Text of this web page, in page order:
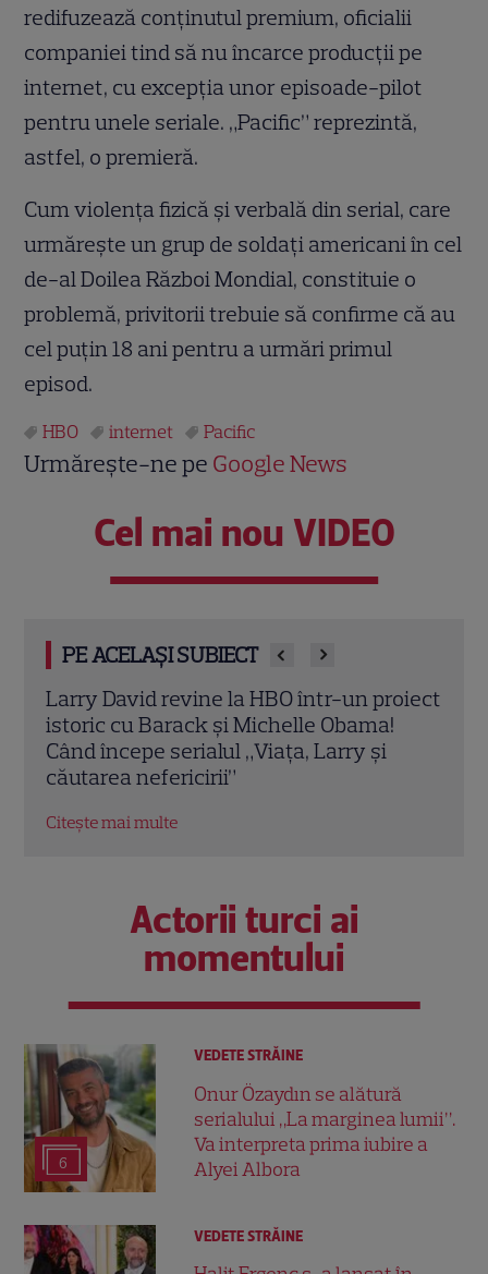
redifuzează conţinutul premium, oficialii
companiei tind să nu încarce producţii pe
internet, cu excepţia unor episoade-pilot
pentru unele seriale. „Pacific” reprezintă,
astfel, o premieră.
Cum violenţa fizică şi verbală din serial, care
urmăreşte un grup de soldaţi americani în cel
de-al Doilea Război Mondial, constituie o
problemă, privitorii trebuie să confirme că au
cel puţin 18 ani pentru a urmări primul
episod.
HBO internet Pacific
Urmărește-ne pe Google News
Cel mai nou VIDEO
PE ACELAȘI SUBIECT
Milioane de români vor fi cu ochii pe
ecrane! Ghidul producțiilor de neratat în
weekend: de la Antena 1 și HBO, până la
postul Acasă
Citește mai multe
Actorii turci ai
momentului
6
VEDETE STRĂINE
Onur Özaydın se alătură
serialului „La marginea lumii”.
Va interpreta prima iubire a
Alyei Albora
VEDETE STRĂINE